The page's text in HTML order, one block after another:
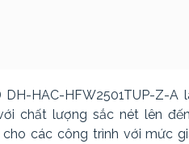
DH-HAC-HFW2501TUP-Z-A
chất lượng sắc nét lên
các công trình với mức